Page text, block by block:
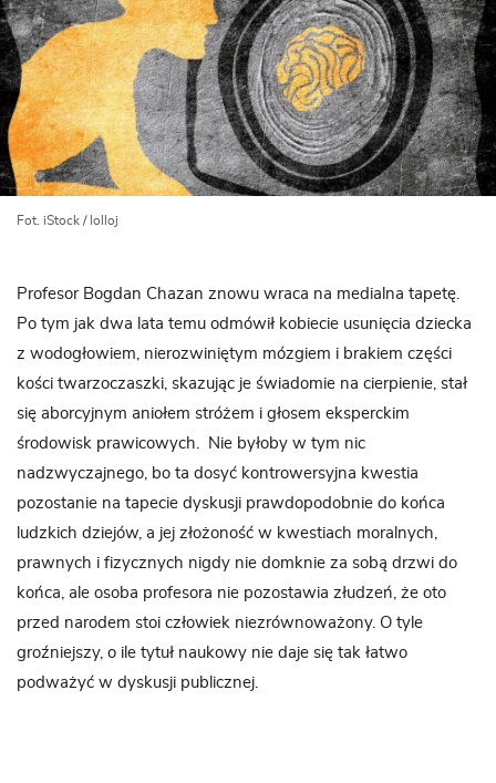
Fot. iStock / lolloj
Profesor Bogdan Chazan znowu wraca na medialna tapetę.
Po tym jak dwa lata temu odmówił kobiecie usunięcia dziecka
z wodogłowiem, nierozwiniętym mózgiem i brakiem części
kości twarzoczaszki, skazując je świadomie na cierpienie, stał
się aborcyjnym aniołem stróżem i głosem eksperckim
środowisk prawicowych. Nie byłoby w tym nic
nadzwyczajnego, bo ta dosyć kontrowersyjna kwestia
pozostanie na tapecie dyskusji prawdopodobnie do końca
ludzkich dziejów, a jej złożoność w kwestiach moralnych,
prawnych i fizycznych nigdy nie domknie za sobą drzwi do
końca, ale osoba profesora nie pozostawia złudzeń, że oto
przed narodem stoi człowiek niezrównoważony. O tyle
groźniejszy, o ile tytuł naukowy nie daje się tak łatwo
podważyć w dyskusji publicznej.